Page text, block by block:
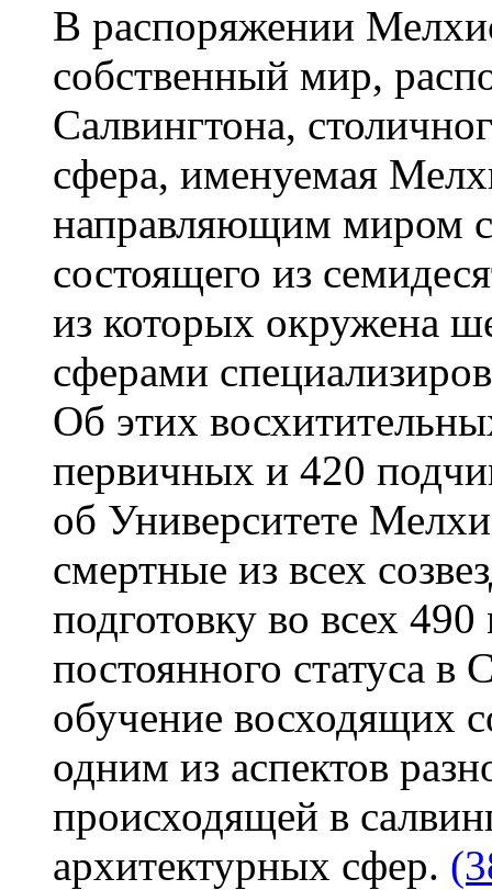
В распоряжении
собственный мир,
Салвингтона,
сфера, именуемая
направляющим миром
состоящего из
из которых окружена
сферами
Об этих
первичных и 420
об Университете
смертные из всех
подготовку во всех
постоянного статуса в
обучение восходящих
одним из аспектов
происходящей в
архитектурных сфер.